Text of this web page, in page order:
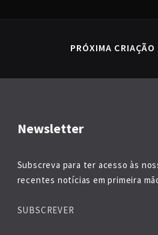
PRÓXIMA CRIAÇÃO
Newsletter
Subscreva para ter acesso às
recentes notícias em primeira
SUBSCREVER